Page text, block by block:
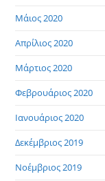
Μάιος 2020
Απρίλιος 2020
Μάρτιος 2020
Φεβρουάριος 2020
Ιανουάριος 2020
Δεκέμβριος 2019
Νοέμβριος 2019